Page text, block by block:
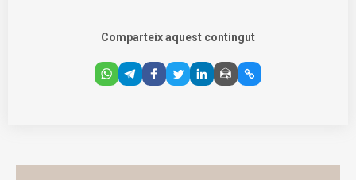
Comparteix aquest contingut